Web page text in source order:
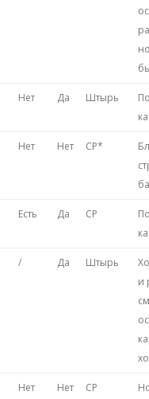
Нет Да Штырь
Нет Нет CP*
Есть Да CP
/ Да Штырь
и
Нет Нет CP